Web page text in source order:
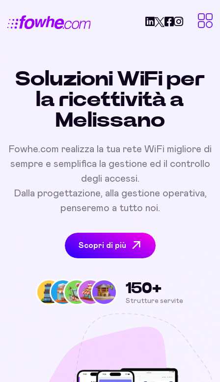
Soluzioni WiFi per
la ricettività a
Melissano
Fowhe.com realizza la tua rete WiFi migliore di
sempre e semplifica la gestione ed il controllo
degli accessi.
Dalla progettazione, alla gestione operativa,
penseremo a tutto noi.
Scopri di più
150+
Strutture servite